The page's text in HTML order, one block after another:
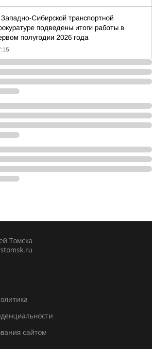
Сибирской транспортной
подведены итоги работы в
полугодии 2026 года
Томска
сайтом